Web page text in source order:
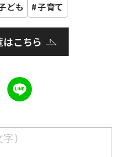
ども 子育て
こちら